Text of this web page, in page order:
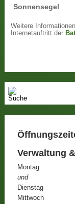
Weitere
Internetauftritt der
Verwaltung
Montag
und
Dienstag
Mittwoch